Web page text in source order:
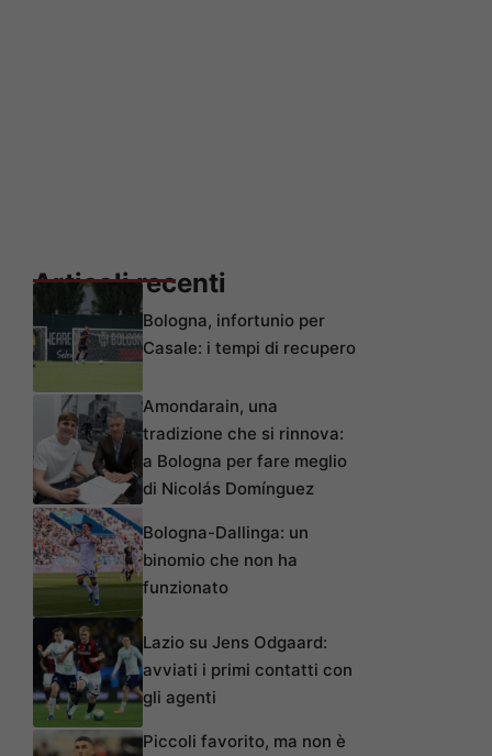
Articoli recenti
Bologna, infortunio per
Casale: i tempi di recupero
Amondarain, una
tradizione che si rinnova:
a Bologna per fare meglio
di Nicolás Domínguez
Bologna-Dallinga: un
binomio che non ha
funzionato
Lazio su Jens Odgaard:
avviati i primi contatti con
gli agenti
Piccoli favorito, ma non è